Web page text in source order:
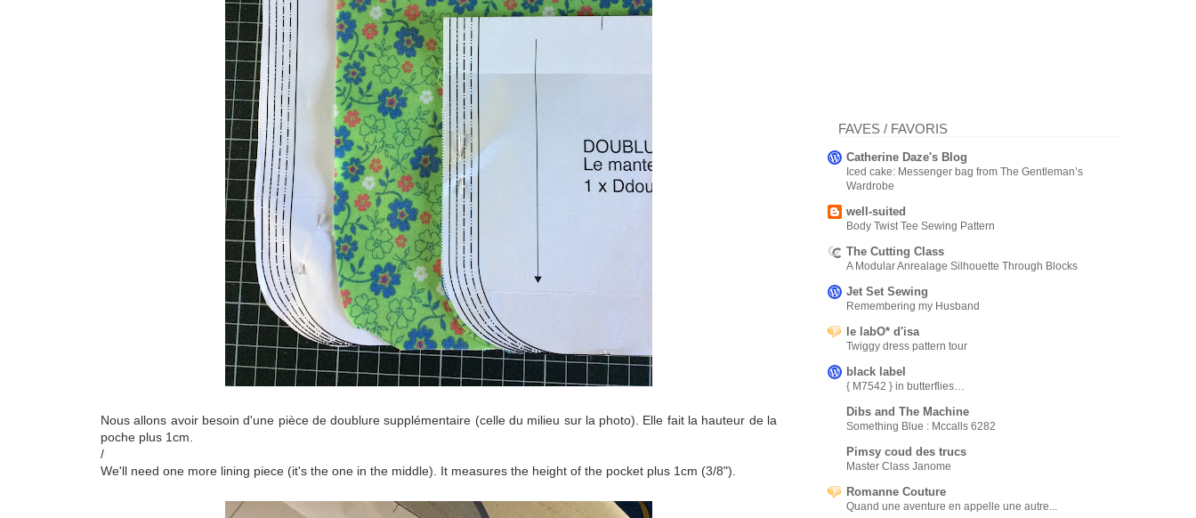
Nous allons avoir besoin d'une pièce de doublure supplémentaire (celle du milieu sur la photo). Elle fait la hauteur de la
poche plus 1cm.
/
We'll need one more lining piece (it's the one in the middle). It measures the height of the pocket plus 1cm (3/8").
FAVES / FAVORIS
Catherine Daze's Blog
Iced cake: Messenger bag from The Gentleman’s
Wardrobe
well-suited
Body Twist Tee Sewing Pattern
The Cutting Class
A Modular Anrealage Silhouette Through Blocks
Jet Set Sewing
Remembering my Husband
le labO* d'isa
Twiggy dress pattern tour
black label
{ M7542 } in butterflies…
Dibs and The Machine
Something Blue : Mccalls 6282
Pimsy coud des trucs
Master Class Janome
Romanne Couture
Quand une aventure en appelle une autre...